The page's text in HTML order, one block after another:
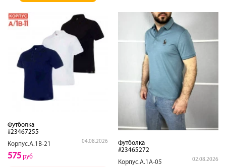
Футболка
#23467255
Корпус.А.1В-21
04.08.2026
575 руб
Футболка
#23465272
Корпус.А.1А-05
02.08.2026